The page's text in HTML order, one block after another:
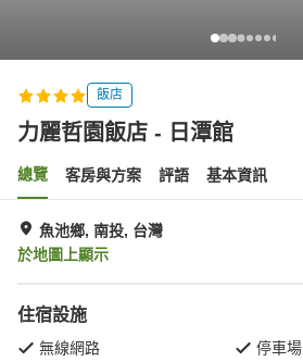
飯店
力麗哲園飯店 - 日潭館
總覽 客房與方案 評語 基本資訊
魚池鄉, 南投, 台灣
於地圖上顯示
住宿設施
無線網路
停車場